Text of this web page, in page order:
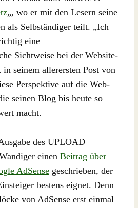
„, wo er mit den Lesern seine
als Selbständiger teilt. „Ich
eine
Sichtweise bei der Website-
seinem allerersten Post von
Perspektive auf die Web-
seinen Blog bis heute so
macht.
des UPLOAD
einen Beitrag über
AdSense geschrieben, der
bestens eignet. Denn
von AdSense erst einmal